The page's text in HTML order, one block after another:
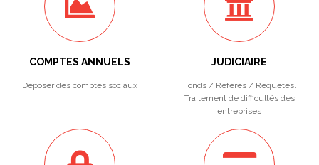
COMPTES ANNUELS
Déposer des comptes sociaux
JUDICIAIRE
Fonds / Référés / Requêtes.
Traitement de difficultés des
entreprises